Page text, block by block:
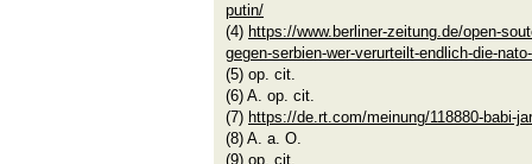
putin/
(4) https://www.berliner-zeitung.de/open-
gegen-serbien-wer-verurteilt-endlich-die-
(5) op. cit.
(6) A. op. cit.
(7) https://de.rt.com/meinung/118880-babi-
(8) A. a. O.
(9) op. cit.